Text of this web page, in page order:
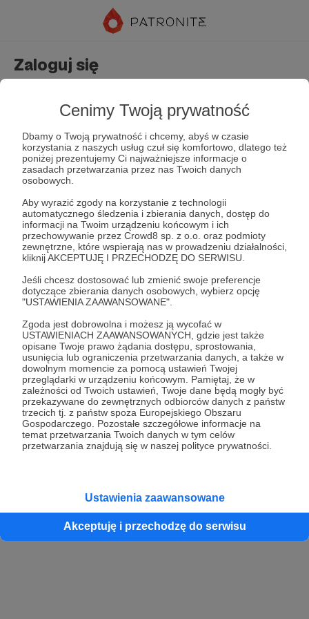
Cenimy Twoją prywatność
Dbamy o Twoją prywatność i chcemy, abyś w czasie
korzystania z naszych usług czuł się komfortowo, dlatego też
poniżej prezentujemy Ci najważniejsze informacje o
zasadach przetwarzania przez nas Twoich danych
osobowych.
Aby wyrazić zgody na korzystanie z technologii
automatycznego śledzenia i zbierania danych, dostęp do
informacji na Twoim urządzeniu końcowym i ich
przechowywanie przez Crowd8 sp. z o.o. oraz podmioty
zewnętrzne, które wspierają nas w prowadzeniu działalności,
kliknij AKCEPTUJĘ I PRZECHODZĘ DO SERWISU.
Jeśli chcesz dostosować lub zmienić swoje preferencje
dotyczące zbierania danych osobowych, wybierz opcję
"USTAWIENIA ZAAWANSOWANE".
Zgoda jest dobrowolna i możesz ją wycofać w
USTAWIENIACH ZAAWANSOWANYCH, gdzie jest także
opisane Twoje prawo żądania dostępu, sprostowania,
usunięcia lub ograniczenia przetwarzania danych, a także w
dowolnym momencie za pomocą ustawień Twojej
przeglądarki w urządzeniu końcowym. Pamiętaj, że w
zależności od Twoich ustawień, Twoje dane będą mogły być
przekazywane do zewnętrznych odbiorców danych z państw
trzecich tj. z państw spoza Europejskiego Obszaru
Gospodarczego. Pozostałe szczegółowe informacje na
temat przetwarzania Twoich danych w tym celów
przetwarzania znajdują się w naszej polityce prywatności.
Ustawienia zaawansowane
Akceptuję i przechodzę do serwisu
Zaloguj się
Zapamiętaj mnie Zapomniałeś hasła?
Zaloguj
lub
Kontynuuj z Google
Kontynuuj z Facebook
Kontynuuj z Apple
konta przez osobę niepełnoletnią” dostępny w regulaminie Patronite.pl